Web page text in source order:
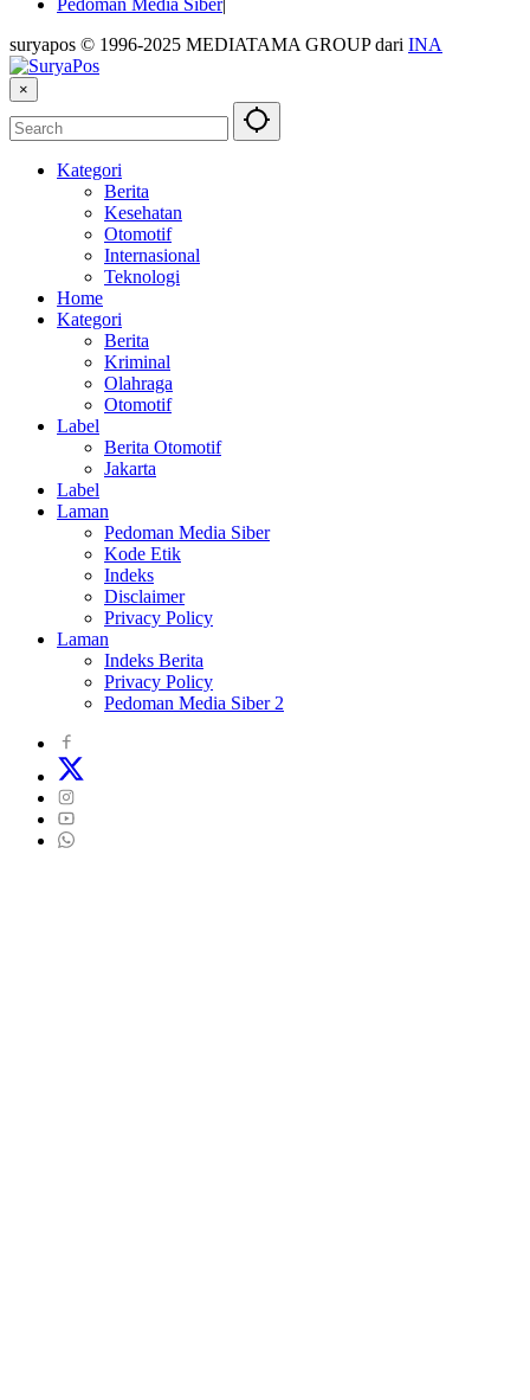
suryapos © 1996-2025 MEDIATAMA GROUP dari INA
×
Kategori
Berita
Kesehatan
Otomotif
Internasional
Teknologi
Home
Kategori
Berita
Kriminal
Olahraga
Otomotif
Label
Berita Otomotif
Jakarta
Label
Laman
Pedoman Media Siber
Kode Etik
Indeks
Disclaimer
Privacy Policy
Laman
Indeks Berita
Privacy Policy
Pedoman Media Siber 2